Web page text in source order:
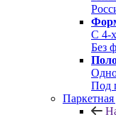
С 4-
Без
Под
Паркетная